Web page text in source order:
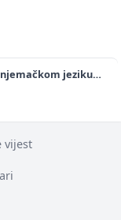
jeziku
vijest